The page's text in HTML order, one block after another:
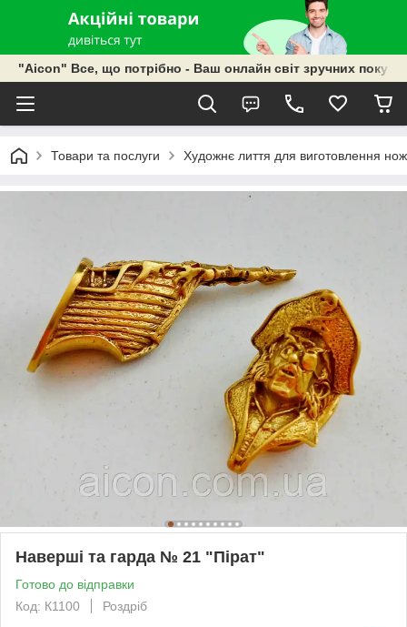
"Aicon" Все, що потрібно - Ваш онлайн світ зручних
Товари та послуги Художнє лиття для виготовлення
Наверші та гарда № 21 "Пірат"
Готово до відправки
Код: К1100
Роздріб